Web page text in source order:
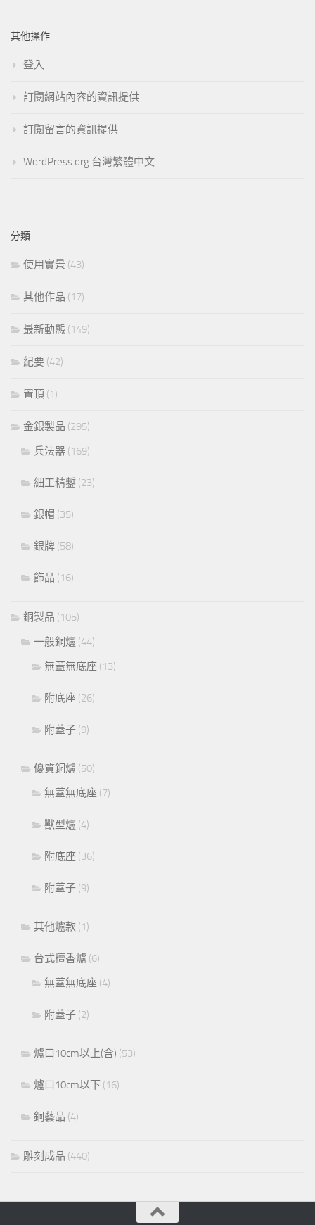
其他操作
登入
訂閱網站內容的資訊提供
訂閱留言的資訊提供
WordPress.org 台灣繁體中文
分類
使用實景 (43)
其他作品 (17)
最新動態 (149)
紀要 (42)
置頂 (1)
金銀製品 (295)
兵法器 (169)
細工精鏨 (23)
銀帽 (35)
銀牌 (58)
飾品 (16)
銅製品 (105)
一般銅爐 (44)
無蓋無底座 (13)
附底座 (26)
附蓋子 (9)
優質銅爐 (50)
無蓋無底座 (7)
獸型爐 (4)
附底座 (36)
附蓋子 (9)
其他爐款 (1)
台式檀香爐 (6)
無蓋無底座 (4)
附蓋子 (2)
爐口10cm以上(含) (53)
爐口10cm以下 (16)
銅藝品 (4)
雕刻成品 (440)